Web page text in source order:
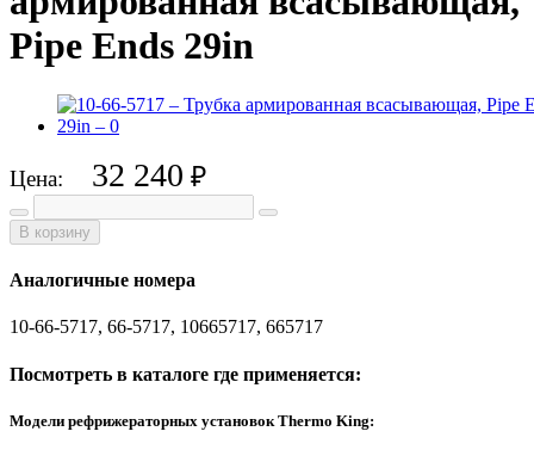
Pipe Ends 29in
Цена: 32 240 ₽
В корзину
Аналогичные номера
10-66-5717, 66-5717, 10665717, 665717
Посмотреть в каталоге где применяется:
Модели рефрижераторных установок Thermo King: